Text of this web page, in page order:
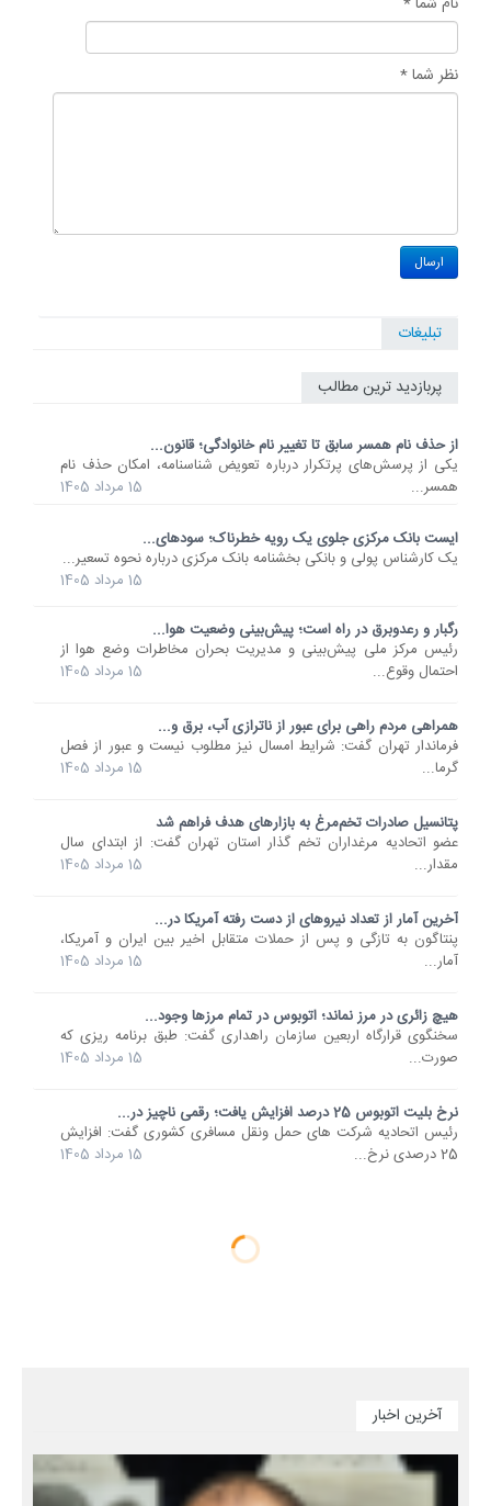
نظر شما *
تبلیغات
پربازدید ترین مطالب
از حذف نام همسر سابق تا تغییر نام خانوادگی؛ قانون...
یکی از پرسش‌های پرتکرار درباره تعویض شناسنامه، امکان حذف نام
همسر...
15 مرداد 1405
ایست بانک مرکزی جلوی یک رویه خطرناک؛ سودهای...
یک کارشناس پولی و بانکی بخشنامه بانک مرکزی درباره نحوه تسعیر...
15 مرداد 1405
رگبار و رعدوبرق در راه است؛ پیش‌بینی وضعیت هوا...
رئیس مرکز ملی پیش‌بینی و مدیریت بحران مخاطرات وضع هوا از
احتمال وقوع...
15 مرداد 1405
همراهی مردم راهی برای عبور از ناترازی آب، برق و...
فرماندار تهران گفت: شرایط امسال نیز مطلوب نیست و عبور از فصل
گرما...
15 مرداد 1405
پتانسیل صادرات تخم‌مرغ به بازارهای هدف فراهم شد
عضو اتحادیه مرغداران تخم گذار استان تهران گفت: از ابتدای سال
مقدار...
15 مرداد 1405
آخرین آمار از تعداد نیروهای از دست رفته آمریکا در...
پنتاگون به تازگی و پس از حملات متقابل اخیر بین ایران و آمریکا،
آمار...
15 مرداد 1405
هیچ زائری در مرز نماند؛ اتوبوس در تمام مرزها وجود...
سخنگوی قرارگاه اربعین سازمان راهداری گفت: طبق برنامه ریزی که
صورت...
15 مرداد 1405
نرخ بلیت اتوبوس 25 درصد افزایش یافت؛ رقمی ناچیز در...
رئیس اتحادیه شرکت های حمل ونقل مسافری کشوری گفت: افزایش
25 درصدی نرخ...
15 مرداد 1405
آخرین اخبار